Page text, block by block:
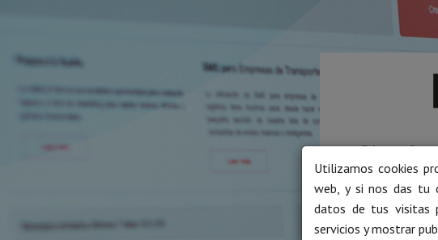
Utilizamos cookies
web, y si nos das tu
datos de tus visitas
servicios y mostrar